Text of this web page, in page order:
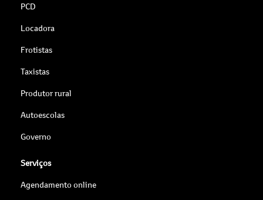
PCD
Locadora
Frotistas
Taxistas
Produtor rural
Autoescolas
Governo
Serviços
Agendamento online